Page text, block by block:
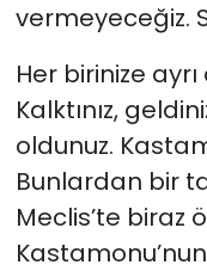
vermeyeceğiz.
Her birinize
Kalktınız,
oldunuz.
Bunlardan bir
Meclis’te biraz